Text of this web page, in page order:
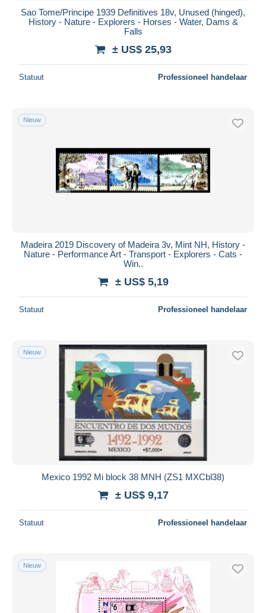
Sao Tome/Principe 1939 Definitives 18v, Unused (hinged),
History - Nature - Explorers - Horses - Water, Dams &
Falls
± US$ 25,93
Statuut Professioneel handelaar
Nieuw
Madeira 2019 Discovery of Madeira 3v, Mint NH, History -
Nature - Performance Art - Transport - Explorers - Cats -
Win..
± US$ 5,19
Statuut Professioneel handelaar
Nieuw
Mexico 1992 Mi block 38 MNH (ZS1 MXCbl38)
± US$ 9,17
Statuut Professioneel handelaar
Nieuw